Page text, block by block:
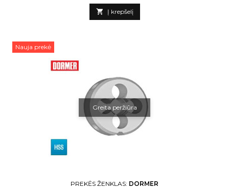
 Į krepšelį
Nauja prekė
Greita peržiūra
PREKĖS ŽENKLAS: DORMER